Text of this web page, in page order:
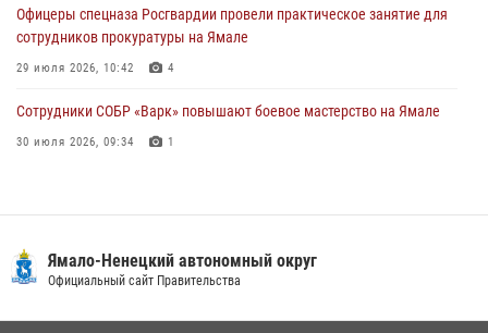
Офицеры спецназа Росгвардии провели практическое занятие для
сотрудников прокуратуры на Ямале
29 июля 2026, 10:42 4
Сотрудники СОБР «Варк» повышают боевое мастерство на Ямале
30 июля 2026, 09:34 1
18 июля 2026, 09:36 3
«Росгвардия. Вехи истории»: войска правопорядка на охране
стратегических объектов поверженной Германии (видео)
Ямало-Ненецкий автономный округ
Официальный сайт Правительства